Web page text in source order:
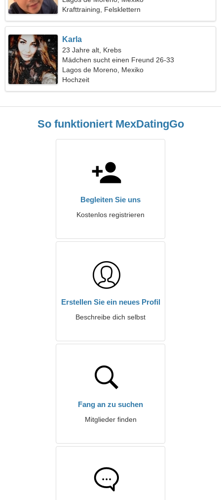
Krafttraining, Felsklettern
Karla
23 Jahre alt, Krebs
Mädchen sucht einen Freund 26-33
Lagos de Moreno, Mexiko
Hochzeit
So funktioniert MexDatingGo
Begleiten Sie uns
Kostenlos registrieren
Erstellen Sie ein neues Profil
Beschreibe dich selbst
Fang an zu suchen
Mitglieder finden